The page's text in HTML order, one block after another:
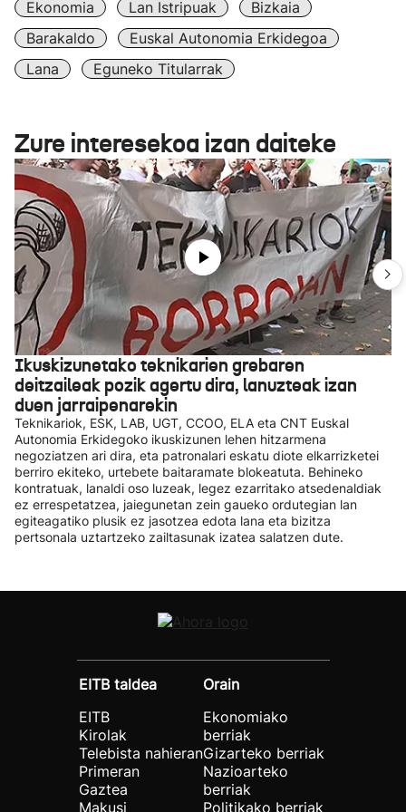
Ekonomia Lan Istripuak
Bizkaia
Barakaldo
Euskal Autonomia Erkidegoa
Lana
Eguneko Titularrak
Zure interesekoa izan daiteke
Ikuskizunetako teknikarien grebaren
deitzaileak pozik agertu dira, lanuzteak izan
duen jarraipenarekin
Teknikariok, ESK, LAB, UGT, CCOO, ELA eta CNT Euskal
Autonomia Erkidegoko ikuskizunen lehen hitzarmena
negoziatzen ari dira, eta patronalari eskatu diote elkarrizketei
berriro ekiteko, urtebete baitaramate blokeatuta. Behineko
kontratuak, lanaldi oso luzeak, legez ezarritako atsedenaldiak
ez errespetatzea, jaiegunetan zein gaueko ordutegian lan
egiteagatiko plusik ez jasotzea edota lana eta bizitza
pertsonala uztartzeko zailtasunak izatea salatzen dute.
EITB taldea
EITB
Kirolak
Telebista nahieran
Primeran
Gaztea
Makusi
Orain
Ekonomiako
berriak
Gizarteko berriak
Nazioarteko
berriak
Politikako berriak